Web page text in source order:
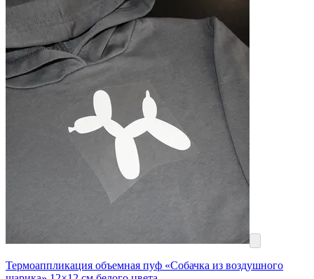
Термоаппликация объемная пуф «Собачка из воздушного